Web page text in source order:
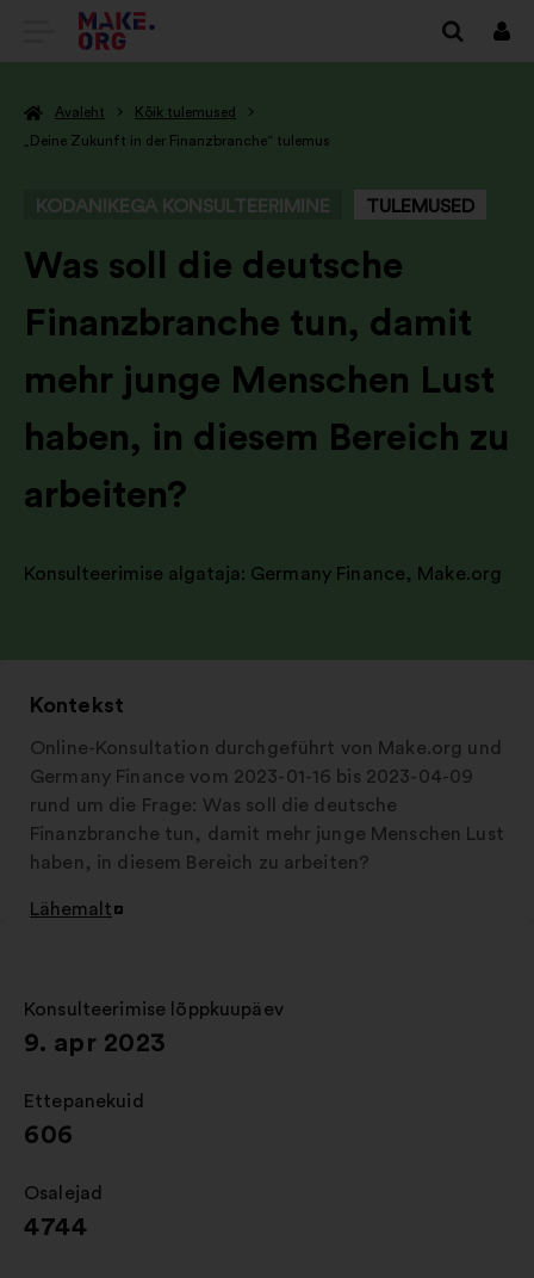
SAIDI
AVALEHELE
Logi
Avaleht
Kõik tulemused
„Deine Zukunft in der Finanzbranche“ tulemus
KODANIKEGA KONSULTEERIMINE TULEMUSED
-
Was soll die deutsche
Finanzbranche tun, damit
mehr junge Menschen Lust
haben, in diesem Bereich zu
arbeiten?
Konsulteerimise algataja: Germany Finance, Make.org
Kontekst
Online-Konsultation durchgeführt von Make.org und
Germany Finance vom 2023-01-16 bis 2023-04-09
rund um die Frage: Was soll die deutsche
Finanzbranche tun, damit mehr junge Menschen Lust
haben, in diesem Bereich zu arbeiten?
Lähemalt
Avamine
Konsulteerimise lõppkuupäev
:
9. apr 2023
Ettepanekuid
:
606
Osalejad
:
4744